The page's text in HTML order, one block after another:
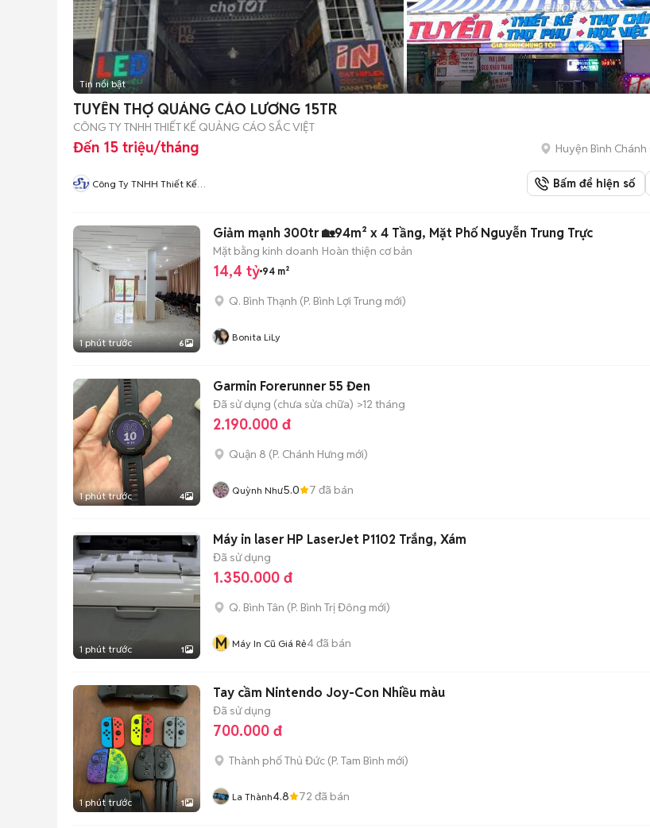
Tin nổi bật
TUYỂN THỢ QUẢNG CÁO LƯƠNG 15TR
CÔNG TY TNHH THIẾT KẾ QUẢNG CÁO SẮC VIỆT
Đến 15 triệu/tháng Huyện Bình Chánh
Công Ty TNHH Thiết Kế
Bấm để hiện số
1 phút trước 6
Giảm mạnh 300tr 🏡94m² x 4 Tầng, Mặt Phố Nguyễn Trung Trực
Mặt bằng kinh doanh Hoàn thiện cơ bản
14,4 tỷ 94 m²
Q. Bình Thạnh (P. Bình Lợi Trung mới)
Bonita LiLy
1 phút trước 4
Garmin Forerunner 55 Đen
Đã sử dụng (chưa sửa chữa) >12 tháng
2.190.000 đ
Quận 8 (P. Chánh Hưng mới)
Quỳnh Như5.0 7 đã bán
1 phút trước 1
Máy in laser HP LaserJet P1102 Trắng, Xám
Đã sử dụng
1.350.000 đ
Q. Bình Tân (P. Bình Trị Đông mới)
M Máy In Cũ Giá Rẻ4đã bán
1 phút trước 1
Tay cầm Nintendo Joy-Con Nhiều màu
Đã sử dụng
700.000 đ
Thành phố Thủ Đức (P. Tam Bình mới)
La Thành4.8 72 đã bán